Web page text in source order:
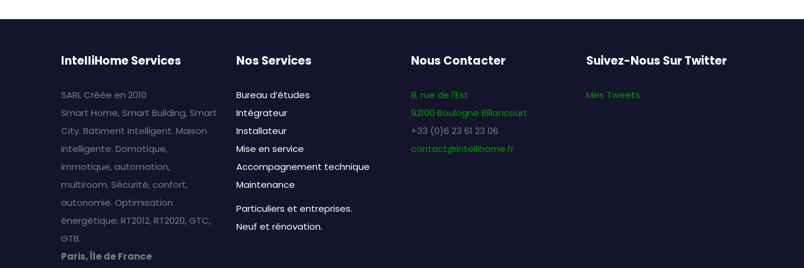
IntelliHome Services
SARL Créée en 2010
Smart Home, Smart Building, Smart
City. Bâtiment intelligent. Maison
intelligente. Domotique,
immotique, automation,
multiroom. Sécurité, confort,
autonomie. Optimisation
énergétique, RT2012, RT2020, GTC,
GTB.
Paris, Île de France
Nos Services
Bureau d’études
Intégrateur
Installateur
Mise en service
Accompagnement technique
Maintenance
Particuliers et entreprises.
Neuf et rénovation.
Nous Contacter
8, rue de l'Est
92100 Boulogne Billancourt
+33 (0)6 23 61 23 06
contact@intellihome.fr
Suivez-Nous Sur Twitter
Mes Tweets